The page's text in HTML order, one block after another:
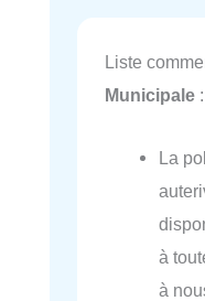
Liste
Municipale :
La
à
à